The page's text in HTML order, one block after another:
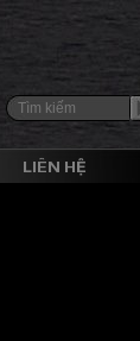
LIÊN HỆ